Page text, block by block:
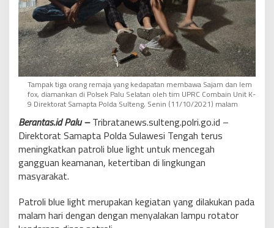
Tampak tiga orang remaja yang kedapatan membawa Sajam dan lem
fox, diamankan di Polsek Palu Selatan oleh tim UPRC Combain Unit K-
9 Direktorat Samapta Polda Sulteng, Senin (11/10/2021) malam
Berantas.id Palu –Tribratanews.sulteng.polri.go.id –
Direktorat Samapta Polda Sulawesi Tengah terus
meningkatkan patroli blue light untuk mencegah
gangguan keamanan, ketertiban di lingkungan
masyarakat.
Patroli blue light merupakan kegiatan yang dilakukan pada
malam hari dengan dengan menyalakan lampu rotator